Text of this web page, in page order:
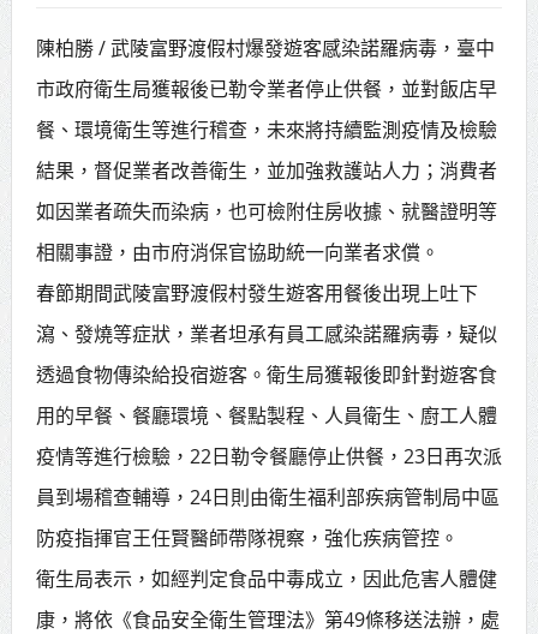
北形象館亮相
打鐵厝北側產業園區產業設施公共
高雄「三民運動中心」市長陳其
邁、運動部長李洋各界貴賓共同揭幕
高雄東照山關帝廟全國國中小學書
法比賽 圓滿落幕
賴清德總統主持將官晉任 期勉精進
不對稱戰力
蔣萬安再拋出「倒閣說」 喊推陳其
邁組閣
賴總統肯定「金唐獎」得獎者及入
圍者 允諾完善支持體系
陳柏勝 / 武陵富野渡假村爆發遊客感染諾羅病毒，臺中
市政府衛生局獲報後已勒令業者停止供餐，並對飯店早
餐、環境衛生等進行稽查，未來將持續監測疫情及檢驗
結果，督促業者改善衛生，並加強救護站人力；消費者
如因業者疏失而染病，也可檢附住房收據、就醫證明等
相關事證，由市府消保官協助統一向業者求償。
春節期間武陵富野渡假村發生遊客用餐後出現上吐下
瀉、發燒等症狀，業者坦承有員工感染諾羅病毒，疑似
透過食物傳染給投宿遊客。衛生局獲報後即針對遊客食
用的早餐、餐廳環境、餐點製程、人員衛生、廚工人體
疫情等進行檢驗，22日勒令餐廳停止供餐，23日再次派
員到場稽查輔導，24日則由衛生福利部疾病管制局中區
防疫指揮官王任賢醫師帶隊視察，強化疾病管控。
衛生局表示，如經判定食品中毒成立，因此危害人體健
康，將依《食品安全衛生管理法》第49條移送法辦，處